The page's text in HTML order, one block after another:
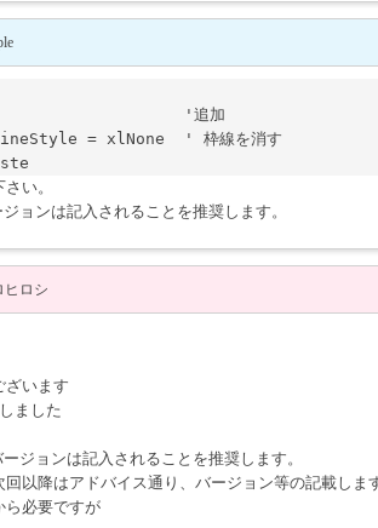
い。
ョンは記入されることを推奨します。
ヒロシ
ざいます
ました
ジョンは記入されることを推奨します。
以降はアドバイス通り、バージョン等の記載しま
必要ですが